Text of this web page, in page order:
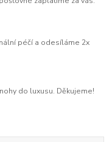
péčí a odesíláme 2x
do luxusu. Děkujeme!